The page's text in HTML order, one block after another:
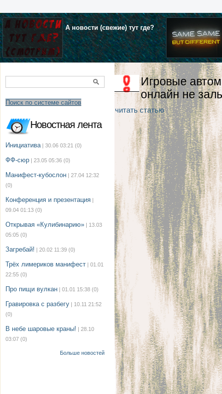
А новости (свежие) тут где?
Поиск по системе сайтов
Новостная лента
Инициатива | 30.06 03:21 (0)
ФФ-сюр | 23.05 05:36 (0)
Манифест-кубослон | 27.04 12:32
(0)
Конференция и презентация |
09.04 01:13 (0)
Открывая «Кулибинарию» | 13.03
05:05 (0)
Загребай! | 20.02 11:39 (0)
Трёх лимериков манифест | 01.01
22:55 (0)
Про пищи вулкан | 01.01 15:38 (0)
Гравировка с разбегу | 10.11 21:52
(0)
В небе шаровые краны! | 28.10
03:07 (0)
Больше новостей
Игровые
онлайн не
читать статью